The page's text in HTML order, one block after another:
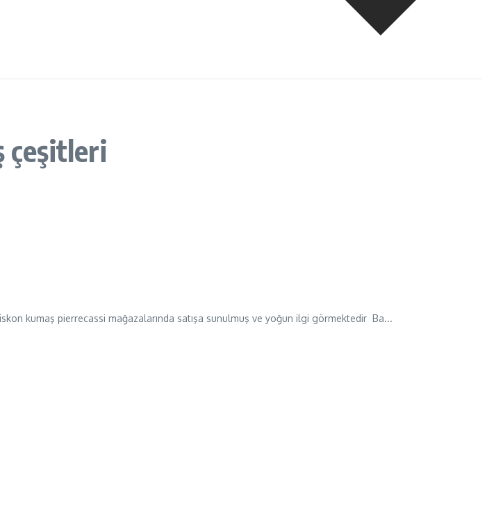
çeşitleri
kumaş pierrecassi mağazalarında satışa sunulmuş ve yoğun ilgi görmektedir Ba...